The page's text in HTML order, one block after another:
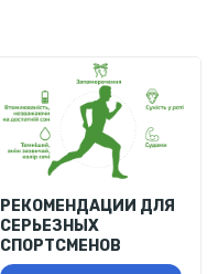
РЕКОМЕНДАЦИИ ДЛЯ
СЕРЬЕЗНЫХ
СПОРТСМЕНОВ